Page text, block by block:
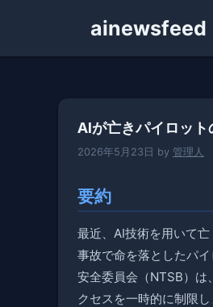
ainewsfeed
AIが亡きパイロット
2026年5月23日 by 管理人
要約
最近、AI技術を用いて
事故で命を落としたパ
安全委員会（NTSB）は
クセスを一時的に制限し